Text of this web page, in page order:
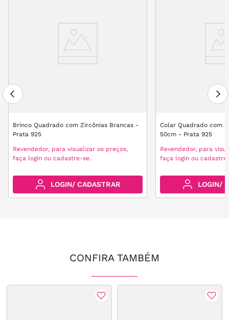
Brinco Quadrado com Zircônias Brancas -
Prata 925
Revendedor, para visualizar os preços,
faça login ou cadastre-se.
LOGIN/ CADASTRAR
Colar Quadrado com
50cm - Prata 925
Revendedor, para
faça login ou
LOGIN/
CONFIRA TAMBÉM